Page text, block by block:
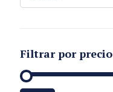
Filtrar por precio